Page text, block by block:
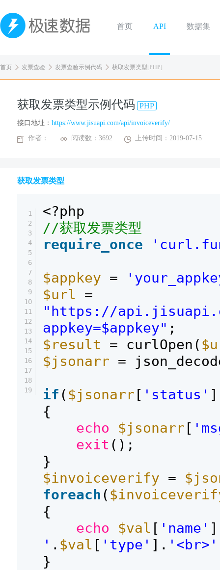
首页 API 数据集
首页 发票查验 发票查验示例代码 获取发票类型[PHP]
获取发票类型示例代码 PHP
接口地址： https://www.jisuapi.com/api/invoiceverify/
作者： 阅读数：3692 上传时间：2019-07-15
获取发票类型
1
2
3
4
5
6
7
8
9
10
11
12
13
14
15
16
17
18
19
<?php
//获取发票类型
require_once
$appkey =
$url
=
"https://
appkey=$appkey" ;
$result
= curlOpen(
$jsonarr =
if ( $jsonarr [ 'status'
{
echo
$jsonarr [
exit ();
}
$invoiceverify =
foreach (
{
echo
$val [ 'name'
' . $val [ 'type' ]. '<br>'
}